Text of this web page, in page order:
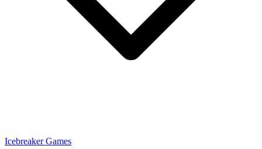
Icebreaker Games